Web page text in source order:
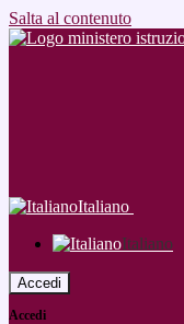
Salta al contenuto
Italiano
Italiano
Accedi
Accedi